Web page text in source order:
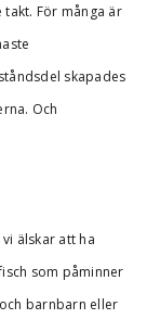
För många är
skapades
Och
älskar att ha
som påminner
barnbarn eller